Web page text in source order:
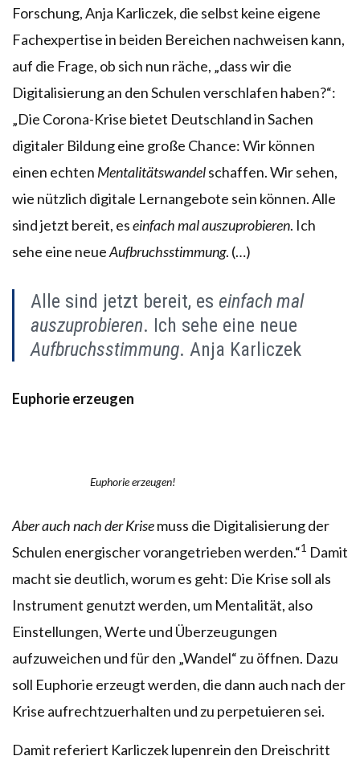
Forschung, Anja Karliczek, die selbst keine eigene
Fachexpertise in beiden Bereichen nachweisen kann,
auf die Frage, ob sich nun räche, „dass wir die
Digitalisierung an den Schulen verschlafen haben?“:
„Die Corona-Krise bietet Deutschland in Sachen
digitaler Bildung eine große Chance: Wir können
einen echten Mentalitätswandelschaffen. Wir sehen,
wie nützlich digitale Lernangebote sein können. Alle
sind jetzt bereit, eseinfach mal auszuprobieren. Ich
sehe eine neueAufbruchsstimmung. (…)
Alle sind jetzt bereit, es einfach mal
auszuprobieren. Ich sehe eine neue
Aufbruchsstimmung. Anja Karliczek
Euphorie erzeugen
Euphorie erzeugen!
Aber auch nach der Krisemuss die Digitalisierung der
Schulen energischer vorangetrieben werden.“1 Damit
macht sie deutlich, worum es geht: Die Krise soll als
Instrument genutzt werden, um Mentalität, also
Einstellungen, Werte und Überzeugungen
aufzuweichen und für den „Wandel“ zu öffnen. Dazu
soll Euphorie erzeugt werden, die dann auch nach der
Krise aufrechtzuerhalten und zu perpetuieren sei.
Damit referiert Karliczek lupenrein den Dreischritt